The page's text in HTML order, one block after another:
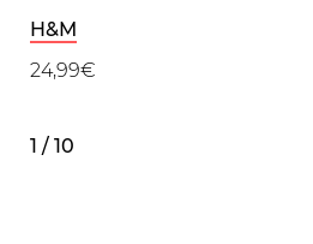
H&M
24,99€
1 / 10